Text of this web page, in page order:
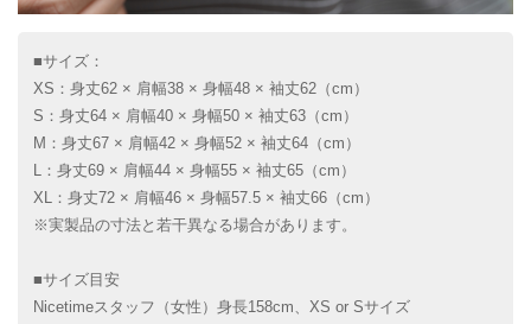
■サイズ：
XS：身丈62 × 肩幅38 × 身幅48 × 袖丈62（cm）
S：身丈64 × 肩幅40 × 身幅50 × 袖丈63（cm）
M：身丈67 × 肩幅42 × 身幅52 × 袖丈64（cm）
L：身丈69 × 肩幅44 × 身幅55 × 袖丈65（cm）
XL：身丈72 × 肩幅46 × 身幅57.5 × 袖丈66（cm）
※実製品の寸法と若干異なる場合があります。
■サイズ目安
Nicetimeスタッフ（女性）身長158cm、XS or Sサイズ